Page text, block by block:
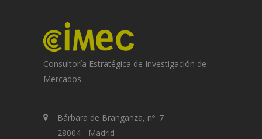
Consultoría Estratégica de Investigación de
Mercados
Bárbara de Branganza, nº. 7
28004 - Madrid